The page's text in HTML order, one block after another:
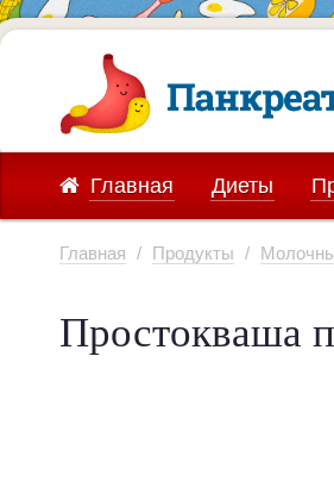
Главная Диеты
Главная / Продукты /
Простокваша